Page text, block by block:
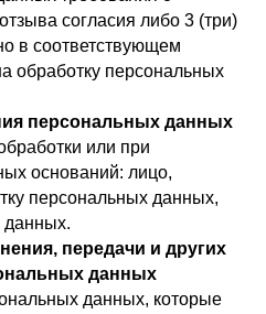
согласия либо 3 (три)
в соответствующем
обработку персональных
персональных данных
или при
оснований: лицо,
персональных данных,
данных.
передачи и других
данных
данных, которые